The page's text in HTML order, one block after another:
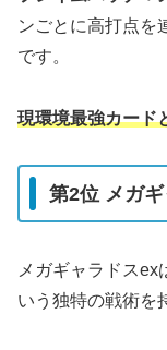
ンごとに高打点を
です。
現環境最強カード
第2位 メガ
メガギャラドスex
いう独特の戦術を